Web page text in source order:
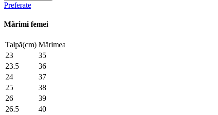
Preferate
Mărimi femei
Talpă(cm) Mărimea
23
35
23.5
36
24
37
25
38
26
39
26.5
40